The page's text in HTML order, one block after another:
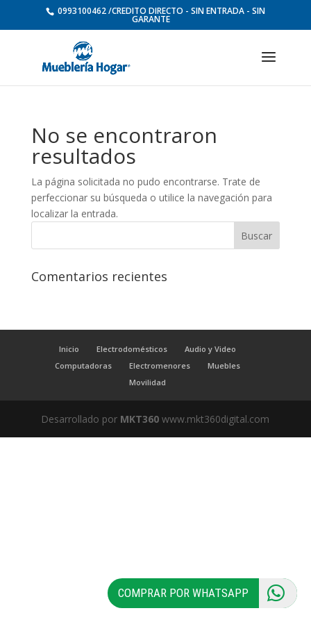
0993100462 /CREDITO DIRECTO - SIN ENTRADA - SIN
GARANTE
No se encontraron
resultados
La página solicitada no pudo encontrarse. Trate de
perfeccionar su búsqueda o utilice la navegación para
localizar la entrada.
Comentarios recientes
Inicio Electrodomésticos
Audio y Video
Computadoras
Electromenores
Muebles
Movilidad
Desarrollado por MKT360 www.mkt360digital.com
COMPRAR POR WHATSAPP